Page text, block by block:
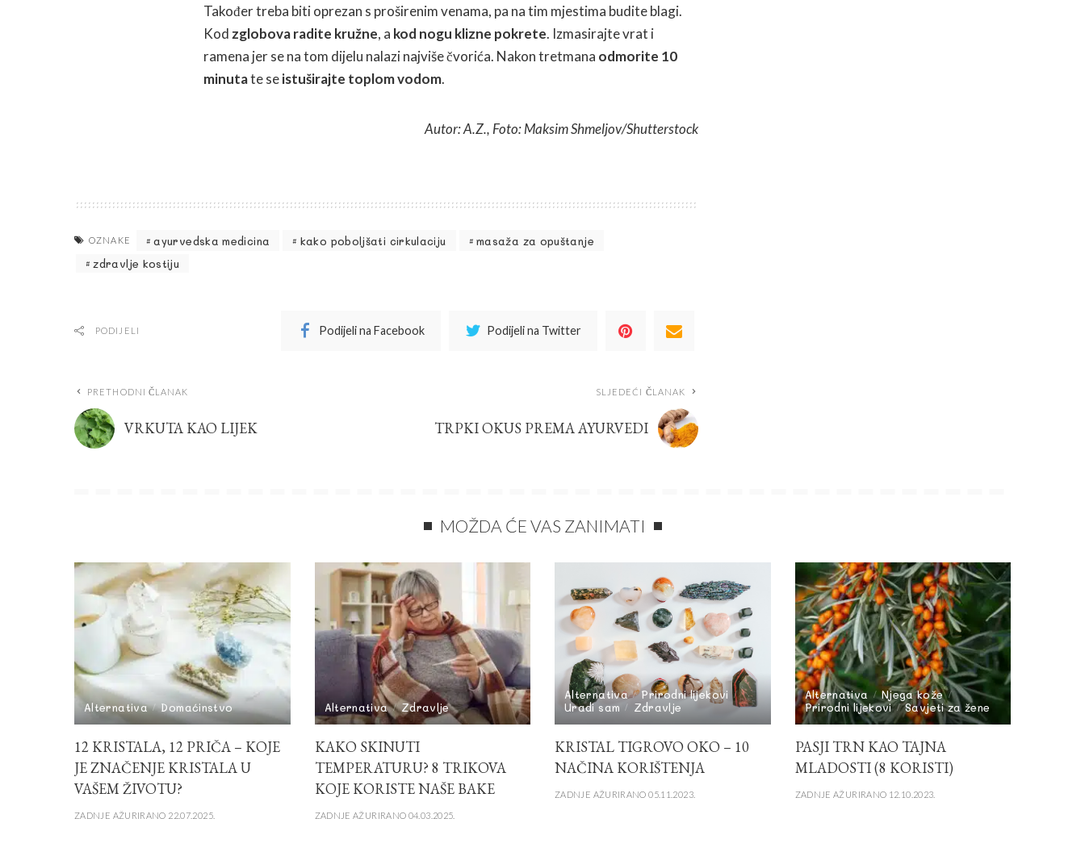
Također treba biti oprezan s proširenim venama, pa na tim mjestima budite blagi.
Kodzglobova radite kružne, a kod nogu klizne pokrete. Izmasirajte vrat i
ramena jer se na tom dijelu nalazi najviše čvorića. Nakon tretmana odmorite 10
minutate seistuširajte toplom vodom.
Autor: A.Z., Foto:Maksim Shmeljov/Shutterstock
OZNAKE ayurvedska medicina kako poboljšati cirkulaciju
masaža za opuštanje
zdravlje kostiju
PODIJELI Podijeli na Facebook Podijeli na Twitter
PRETHODNI ČLANAK
VRKUTA KAO LIJEK
SLJEDEĆI ČLANAK
TRPKI OKUS PREMA AYURVEDI
MOŽDA ĆE VAS ZANIMATI
Alternativa Domaćinstvo
12 KRISTALA, 12 PRIČA – KOJE
JE ZNAČENJE KRISTALA U
VAŠEM ŽIVOTU?
ZADNJE AŽURIRANO 22.07.2025.
Alternativa Zdravlje
KAKO SKINUTI
TEMPERATURU? 8 TRIKOVA
KOJE KORISTE NAŠE BAKE
ZADNJE AŽURIRANO 04.03.2025.
Alternativa
Prirodni lijekovi
Uradi sam
Zdravlje
KRISTAL TIGROVO OKO – 10
NAČINA KORIŠTENJA
ZADNJE AŽURIRANO 05.11.2023.
Alternativa
Njega kože
Prirodni lijekovi
Savjeti za žene
PASJI TRN KAO TAJNA
MLADOSTI (8 KORISTI)
ZADNJE AŽURIRANO 12.10.2023.